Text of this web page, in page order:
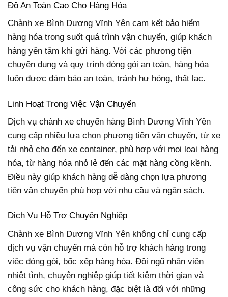
Độ An Toàn Cao Cho Hàng Hóa
Chành xe Bình Dương Vĩnh Yên cam kết bảo hiểm
hàng hóa trong suốt quá trình vận chuyển, giúp khách
hàng yên tâm khi gửi hàng. Với các phương tiện
chuyên dụng và quy trình đóng gói an toàn, hàng hóa
luôn được đảm bảo an toàn, tránh hư hỏng, thất lạc.
Linh Hoạt Trong Việc Vận Chuyển
Dịch vụ chành xe chuyển hàng Bình Dương Vĩnh Yên
cung cấp nhiều lựa chọn phương tiện vận chuyển, từ xe
tải nhỏ cho đến xe container, phù hợp với mọi loại hàng
hóa, từ hàng hóa nhỏ lẻ đến các mặt hàng cồng kềnh.
Điều này giúp khách hàng dễ dàng chọn lựa phương
tiện vận chuyển phù hợp với nhu cầu và ngân sách.
Dịch Vụ Hỗ Trợ Chuyên Nghiệp
Chành xe Bình Dương Vĩnh Yên không chỉ cung cấp
dịch vụ vận chuyển mà còn hỗ trợ khách hàng trong
việc đóng gói, bốc xếp hàng hóa. Đội ngũ nhân viên
nhiệt tình, chuyên nghiệp giúp tiết kiệm thời gian và
công sức cho khách hàng, đặc biệt là đối với những